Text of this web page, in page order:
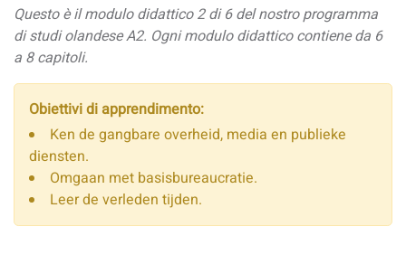
Questo è il modulo didattico 2 di 6 del nostro programma
di studi olandese A2. Ogni modulo didattico contiene da 6
a 8 capitoli.
Obiettivi di apprendimento:
Ken de gangbare overheid, media en publieke
diensten.
Omgaan met basisbureaucratie.
Leer de verleden tijden.